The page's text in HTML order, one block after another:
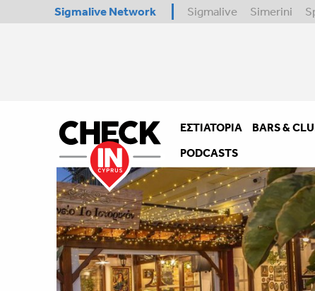
Sigmalive Network Sigmalive Simerini
ΕΣΤΙΑΤΌΡΙΑ BARS &
PODCASTS